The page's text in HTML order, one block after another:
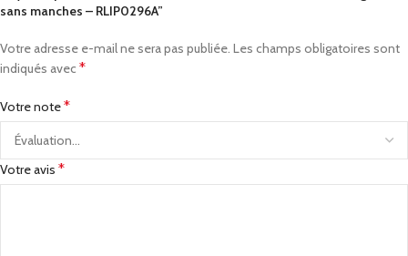
sans manches – RLIP0296A”
Votre adresse e-mail ne sera pas publiée. Les champs obligatoires sont
indiqués avec *
Votre note*
Votre avis *